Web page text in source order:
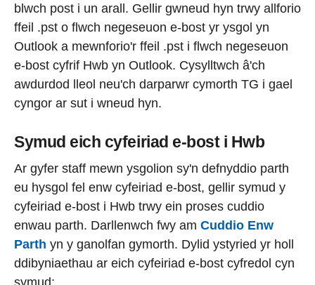
blwch post i un arall. Gellir gwneud hyn trwy allforio
ffeil .pst o flwch negeseuon e-bost yr ysgol yn
Outlook a mewnforio'r ffeil .pst i flwch negeseuon
e-bost cyfrif Hwb yn Outlook. Cysylltwch â'ch
awdurdod lleol neu'ch darparwr cymorth TG i gael
cyngor ar sut i wneud hyn.
Symud eich cyfeiriad e-bost i Hwb
Ar gyfer staff mewn ysgolion sy'n defnyddio parth
eu hysgol fel enw cyfeiriad e-bost, gellir symud y
cyfeiriad e-bost i Hwb trwy ein proses cuddio
enwau parth. Darllenwch fwy am Cuddio Enw
Parth yn y ganolfan gymorth. Dylid ystyried yr holl
ddibyniaethau ar eich cyfeiriad e-bost cyfredol cyn